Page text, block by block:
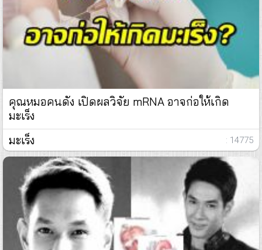
คุณหมอคนดัง เปิดผลวิจัย mRNA อาจก่อให้เกิด
มะเร็ง
มะเร็ง
: 14775